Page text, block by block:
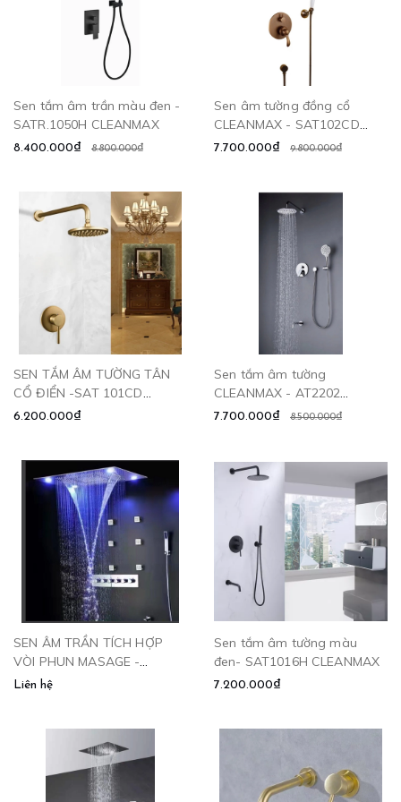
Sen tắm âm trần màu đen -
SATR.1050H CLEANMAX
8.400.000₫ 8.800.000₫
Sen âm tường đồng cổ
CLEANMAX - SAT102CD
CLEANMAX
7.700.000₫ 9.800.000₫
SEN TẮM ÂM TƯỜNG TÂN
CỔ ĐIỂN -SAT 101CD
CLEANMAX
6.200.000₫
Sen tắm âm tường
CLEANMAX - AT2202
CLEANMAX
7.700.000₫ 8.500.000₫
SEN ÂM TRẦN TÍCH HỢP
VÒI PHUN MASAGE -
CLEANMAX SATR-1008.1
Liên hệ
Sen tắm âm tường màu
đen- SAT1016H CLEANMAX
7.200.000₫